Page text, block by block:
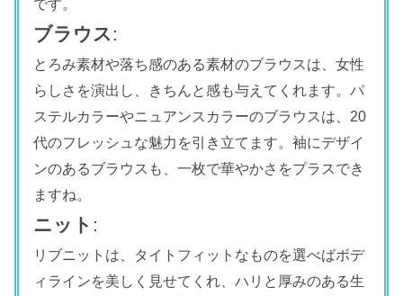
です。
ブラウス :
とろみ素材や落ち感のある素材のブラウスは、女性
らしさを演出し、きちんと感も与えてくれます。パ
ステルカラーやニュアンスカラーのブラウスは、20
代のフレッシュな魅力を引き立てます。袖にデザイ
ンのあるブラウスも、一枚で華やかさをプラスでき
ますね。
ニット :
リブニットは、タイトフィットなものを選べばボデ
ィラインを美しく見せてくれ、ハリと厚みのある生